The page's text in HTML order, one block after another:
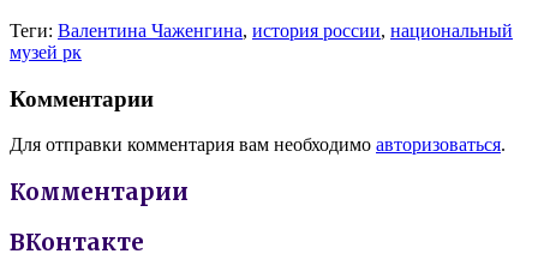
Теги: Валентина Чаженгина, история россии, национальный
музей рк
Комментарии
Для отправки комментария вам необходимо авторизоваться.
Комментарии
ВКонтакте